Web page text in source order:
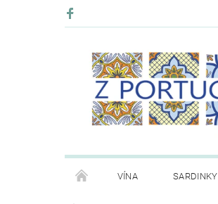
VÍNA SARDINKY